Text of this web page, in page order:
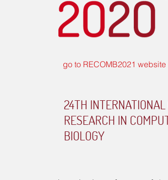
24TH
RESEARCH IN
BIOLOGY
go to RECOMB2021 website